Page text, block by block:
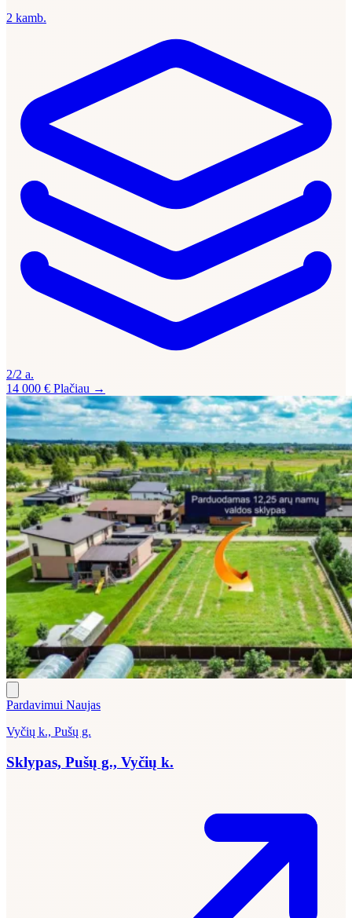
2 kamb.
2/2 a.
14 000 € Plačiau →
Pardavimui Naujas
Vyčių k., Pušų g.
Sklypas, Pušų g., Vyčių k.